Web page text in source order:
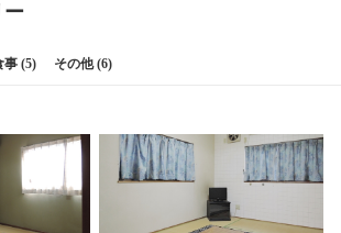
ー
事 (5) その他 (6)